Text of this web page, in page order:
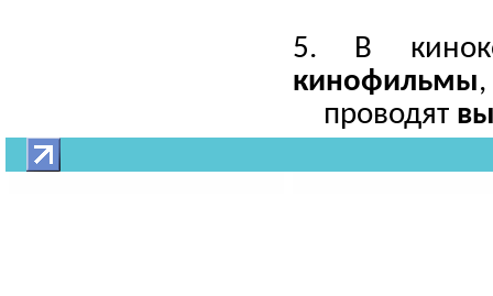
5. В
кинофильмы
проводят